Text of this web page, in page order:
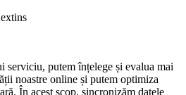
serviciu, putem înțelege și evalua mai
noastre online și putem optimiza
În acest scop, sincronizăm datele